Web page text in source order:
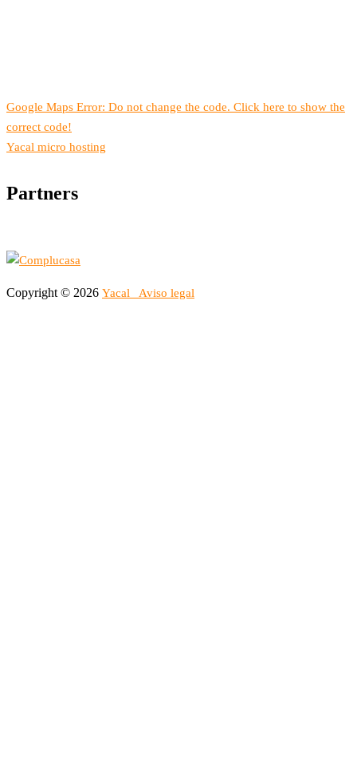
Google Maps Error: Do not change the code. Click here to show the
correct code!
Yacal micro hosting
Partners
Copyright © 2026 Yacal Aviso legal